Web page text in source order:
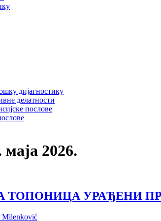
дијагностику
делатности
послове
2026.
УРАЂЕНИ
Milenković